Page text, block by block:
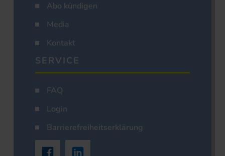
Abo kündigen
Media
Kontakt
SERVICE
FAQ
Login
Barrierefreiheitserklärung